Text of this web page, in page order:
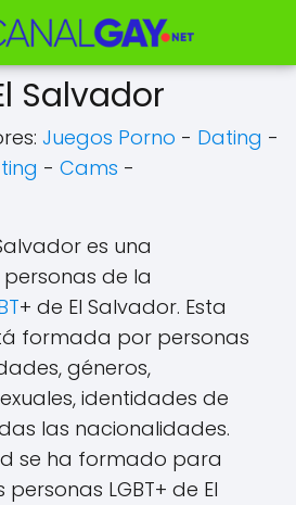
Salvador
Juegos Porno - Dating -
- Cams -
es una
de la
+ de El Salvador. Esta
formada por personas
géneros,
identidades de
las nacionalidades.
se ha formado para
LGBT+ de El